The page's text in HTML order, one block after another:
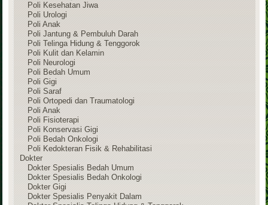
Poli Kesehatan Jiwa
Poli Urologi
Poli Anak
Poli Jantung & Pembuluh Darah
Poli Telinga Hidung & Tenggorok
Poli Kulit dan Kelamin
Poli Neurologi
Poli Bedah Umum
Poli Gigi
Poli Saraf
Poli Ortopedi dan Traumatologi
Poli Anak
Poli Fisioterapi
Poli Konservasi Gigi
Poli Bedah Onkologi
Poli Kedokteran Fisik & Rehabilitasi
Dokter
Dokter Spesialis Bedah Umum
Dokter Spesialis Bedah Onkologi
Dokter Gigi
Dokter Spesialis Penyakit Dalam